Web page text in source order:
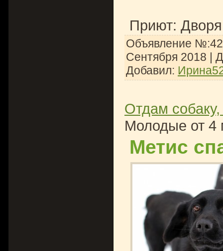
Приют:
Объявление
Сентября 2018 |
Добавил:
Отдам
Молодые от 4
Метис